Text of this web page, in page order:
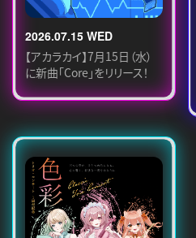
2026.07.15 WED
【アカラカイ】7月15日（水）
に新曲「Core」をリリース！